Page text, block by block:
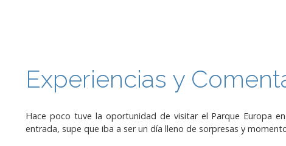
Experiencias y
Hace poco tuve la oportunidad de visitar el Parque Europa
entrada, supe que iba a ser un día lleno de sorpresas y